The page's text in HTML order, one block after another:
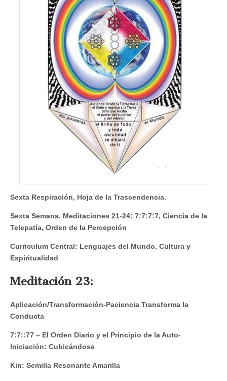
Sexta Respiración, Hoja de la Trascendencia.
Sexta Semana. Meditaciones 21-24: 7:7:7:7, Ciencia de la
Telepatía, Orden de la Percepción
Curriculum Central: Lenguajes del Mundo, Cultura y
Espiritualidad
Meditación 23:
Aplicación/Transformación-Paciencia Transforma la
Conducta
7:7::77 – El Orden Diario y el Principio de la Auto-
Iniciación: Cubicándose
Kin: Semilla Resonante Amarilla